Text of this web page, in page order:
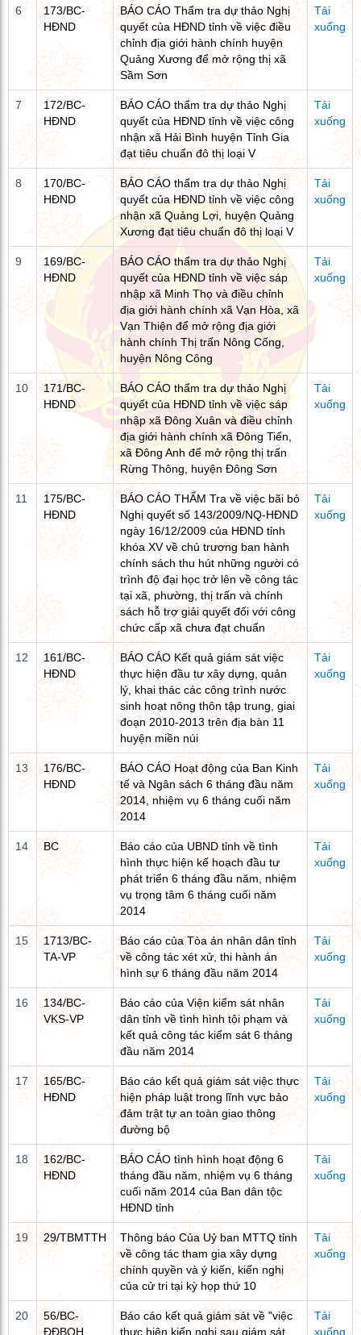
6
173/BC-
HĐND
BÁO CÁO Thẩm tra dự thảo Nghị
quyết của HĐND tỉnh về việc điều
chỉnh địa giới hành chính huyện
Quảng Xương để mở rộng thị xã
Sầm Sơn
Tải
xuống
7
172/BC-
HĐND
BÁO CÁO thẩm tra dự thảo Nghị
quyết của HĐND tỉnh về việc công
nhận xã Hải Bình huyện Tỉnh Gia
đạt tiêu chuẩn đô thị loại V
Tải
xuống
8
170/BC-
HĐND
BÁO CÁO thẩm tra dự thảo Nghị
quyết của HĐND tỉnh về việc công
nhận xã Quảng Lợi, huyện Quảng
Xương đạt tiêu chuẩn đô thị loại V
Tải
xuống
9
169/BC-
HĐND
BÁO CÁO thẩm tra dự thảo Nghị
quyết của HĐND tỉnh về việc sáp
nhập xã Minh Thọ và điều chỉnh
địa giới hành chính xã Vạn Hòa, xã
Vạn Thiện để mở rộng địa giới
hành chính Thị trấn Nông Cống,
huyện Nông Công
Tải
xuống
10
171/BC-
HĐND
BÁO CÁO thẩm tra dự thảo Nghị
quyết của HĐND tỉnh về việc sáp
nhập xã Đông Xuân và điều chỉnh
địa giới hành chính xã Đông Tiến,
xã Đông Anh để mở rộng thị trấn
Rừng Thông, huyện Đông Sơn
Tải
xuống
11
175/BC-
HĐND
BÁO CÁO THẨM Tra về việc bãi bỏ
Nghị quyết số 143/2009/NQ-HĐND
ngày 16/12/2009 của HĐND tỉnh
khóa XV về chủ trương ban hành
chính sách thu hút những người có
trình độ đại học trở lên về công tác
tại xã, phường, thị trấn và chính
sách hỗ trợ giải quyết đối với công
chức cấp xã chưa đạt chuẩn
Tải
xuống
12
161/BC-
HĐND
BÁO CÁO Kết quả giám sát việc
thực hiện đầu tư xây dựng, quản
lý, khai thác các công trình nước
sinh hoạt nông thôn tập trung, giai
đoạn 2010-2013 trên địa bàn 11
huyện miền núi
Tải
xuống
13
176/BC-
HĐND
BÁO CÁO Hoạt động của Ban Kinh
tế và Ngân sách 6 tháng đầu năm
2014, nhiệm vụ 6 tháng cuối năm
2014
Tải
xuống
14 BC
Báo cáo của UBND tỉnh về tình
hình thực hiện kế hoạch đầu tư
phát triển 6 tháng đầu năm, nhiệm
vụ trọng tâm 6 tháng cuối năm
2014
Tải
xuống
15
1713/BC-
TA-VP
Báo cáo của Tòa án nhân dân tỉnh
về công tác xét xử, thi hành án
hình sự 6 tháng đầu năm 2014
Tải
xuống
16
134/BC-
VKS-VP
Báo cáo của Viện kiểm sát nhân
dân tỉnh về tình hình tội phạm và
kết quả công tác kiểm sát 6 tháng
đầu năm 2014
Tải
xuống
17
165/BC-
HĐND
Báo cáo kết quả giám sát việc thực
hiện pháp luật trong lĩnh vực bảo
đảm trật tự an toàn giao thông
đường bộ
Tải
xuống
18
162/BC-
HĐND
BÁO CÁO tình hình hoạt động 6
tháng đầu năm, nhiệm vụ 6 tháng
cuối năm 2014 của Ban dân tộc
HĐND tỉnh
Tải
xuống
19 29/TBMTTH
Thông báo Của Uỷ ban MTTQ tỉnh
về công tác tham gia xây dựng
chính quyền và ý kiến, kiến nghị
của cử tri tại kỳ họp thứ 10
Tải
xuống
20
56/BC-
ĐĐBQH
Báo cáo kết quả giám sát về "việc
thực hiện kiến nghị sau giám sát
Tải
xuống